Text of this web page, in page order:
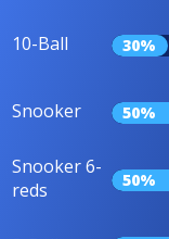
10-Ball 30%
Snooker 50%
Snooker 6-
reds
50%